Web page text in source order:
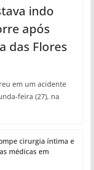
indo
após
das Flores
em um acidente
feira (27), na
cirurgia íntima e
médicas em